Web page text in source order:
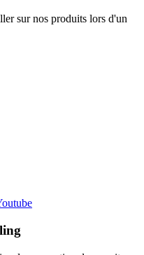
sur nos produits lors d'un